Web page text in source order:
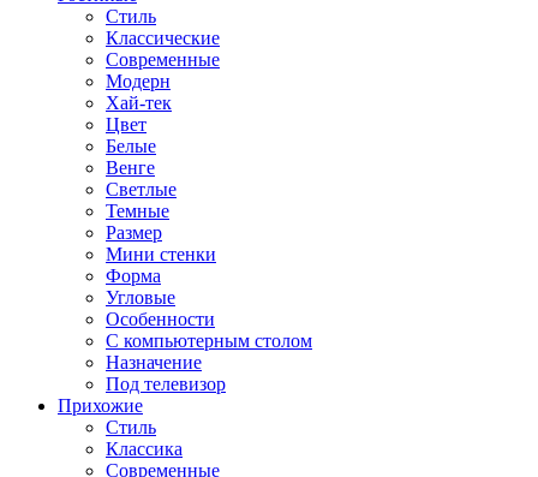
Стиль
Классические
Современные
Модерн
Хай-тек
Цвет
Белые
Венге
Светлые
Темные
Размер
Мини стенки
Форма
Угловые
Особенности
С компьютерным столом
Назначение
Под телевизор
Прихожие
Стиль
Классика
Современные